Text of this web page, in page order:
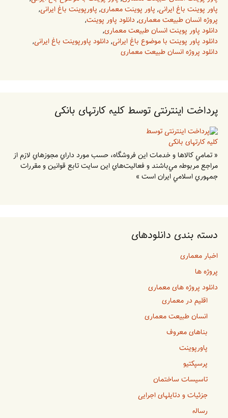
پاور پوینت باغ ایرانی, پاور پوینت معماری, پاورپوینت باغ ایرانی,
پروژه انسان طبیعت معماری, دانلود پاور پوینت,
دانلود پاور پوینت انسان طبیعت معماری,
دانلود پاور پوینت با موضوع باغ ایرانی, دانلود پاورپوینت باغ ایرانی,
دانلود پروژه انسان طبیعت معماری
پرداخت اینترنتی توسط کلیه کارتهای بانکی
« تمامي كالاها و خدمات اين فروشگاه، حسب مورد داراي مجوزهاي لازم از
مراجع مربوطه مي‌باشند و فعاليت‌هاي اين سايت تابع قوانين و مقررات
جمهوري اسلامي ايران است »
دسته بندی دانلودهای
اخبار معماری
پروژه ها
دانلود پروژه های معماری
اقلیم در معماری
انسان طبیعت معماری
بناهای معروف
پاورپوینت
پرسپکتیو
تاسیسات ساختمان
جزئیات و دتایلهای اجرایی
رساله